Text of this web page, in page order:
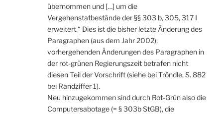
übernommen und […] um die
Vergehenstatbestände der §§ 303 b, 305, 317 I
erweitert.“ Dies ist die bisher letzte Änderung des
Paragraphen (aus dem Jahr 2002);
vorhergehenden Änderungen des Paragraphen in
der rot-grünen Regierungszeit betrafen nicht
diesen Teil der Vorschrift (siehe bei Tröndle, S. 882
bei Randziffer 1).
Neu hinzugekommen sind durch Rot-Grün also die
Computersabotage (= § 303b StGB), die